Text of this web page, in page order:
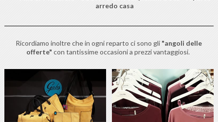
arredo casa
Ricordiamo inoltre che in ogni reparto ci sono gli "angoli delle
offerte"con tantissime occasioni a prezzi vantaggiosi.